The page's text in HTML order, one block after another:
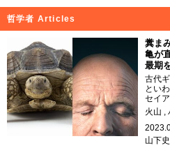
哲学者 Articles
糞ま
亀が
最期
古代
とい
セイ
火山
山下